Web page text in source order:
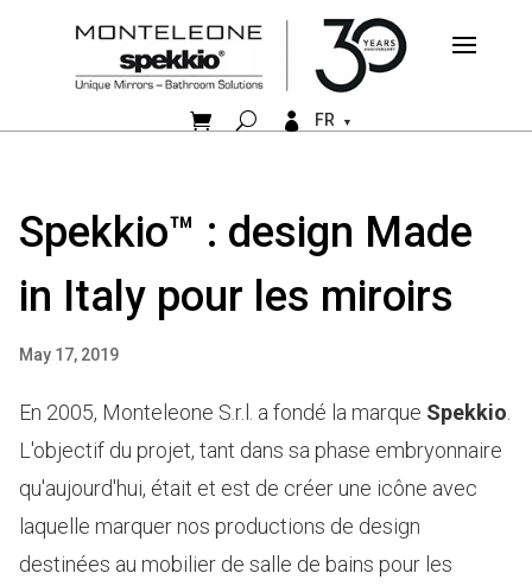
  FR
Spekkio™ : design Made
in Italy pour les miroirs
May 17, 2019
En 2005, Monteleone S.r.l. a fondé la marque Spekkio
L'objectif du projet, tant dans sa phase embryonnaire
qu'aujourd'hui, était et est de créer une icône avec
laquelle marquer nos productions de design
destinées au mobilier de salle de bains pour les